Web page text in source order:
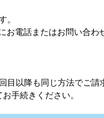
。
電話またはお問い合わ
目以降も同じ方法でご請
手続きください。